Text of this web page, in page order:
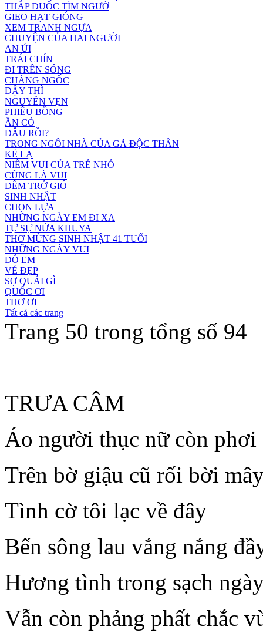
THẮP ĐUỐC TÌM NGƯỜ
GIEO HẠT GIÓNG
XEM TRANH NGỰA
CHUYỆN CỦA HAI NGƯỜI
AN ỦI
TRÁI CHÍN
ĐI TRÊN SÓNG
CHÀNG NGỐC
DẬY THÌ
NGUYÊN VẸN
PHIÊU BỒNG
ĂN CỎ
ĐÂU RỒI?
TRONG NGÔI NHÀ CỦA GÃ ĐỘC THÂN
KẺ LẠ
NIỀM VUI CỦA TRẺ NHỎ
CŨNG LÀ VUI
ĐÊM TRỞ GIÓ
SINH NHẬT
CHỌN LỰA
NHỮNG NGÀY EM ĐI XA
TỰ SỰ NỬA KHUYA
THƠ MỪNG SINH NHẬT 41 TUỔI
NHỮNG NGÀY VUI
DỖ EM
VẺ ĐẸP
SỢ QUÁI GÌ
QUỐC ƠI
THƠ ƠI
Tất cả các trang
Trang 50 trong tổng số 94
TRƯA CÂM
Áo người thục nữ còn phơi
Trên bờ giậu cũ rối bời
Tình cờ tôi lạc về đây
Bến sông lau vắng nắng
Hương tình trong sạch
Vẫn còn phảng phất chắc